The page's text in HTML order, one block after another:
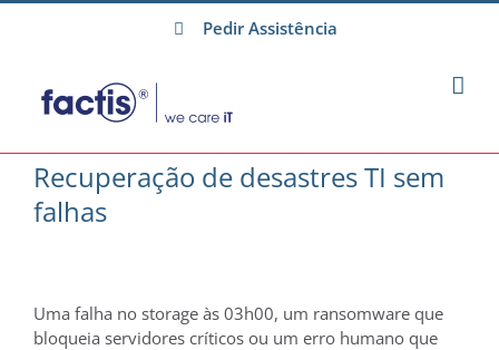
Pedir Assistência
Recuperação de desastres TI sem
falhas
Uma falha no storage às 03h00, um ransomware que
bloqueia servidores críticos ou um erro humano que